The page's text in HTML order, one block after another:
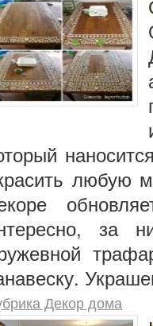
любую
за
Декор дома